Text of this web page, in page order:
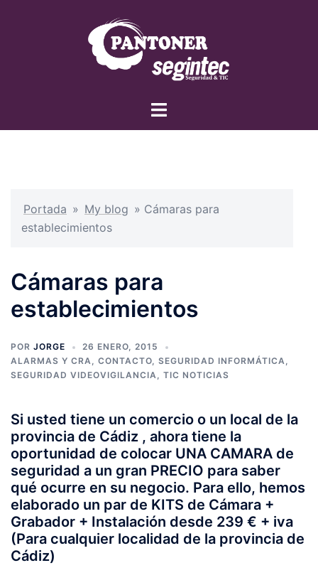
Alternar
Portada » My blog » Cámaras para
establecimientos
Cámaras para
establecimientos
POR JORGE
26 ENERO, 2015
ALARMAS Y CRA, CONTACTO, SEGURIDAD INFORMÁTICA,
SEGURIDAD VIDEOVIGILANCIA, TIC NOTICIAS
Si usted tiene un comercio o un local de la
provincia de Cádiz , ahora tiene la
oportunidad de colocar UNA CAMARA de
seguridad a un gran PRECIO para saber
qué ocurre en su negocio. Para ello, hemos
elaborado un par de KITS de Cámara +
Grabador + Instalación desde 239 € + iva
(Para cualquier localidad de la provincia de
Cádiz)